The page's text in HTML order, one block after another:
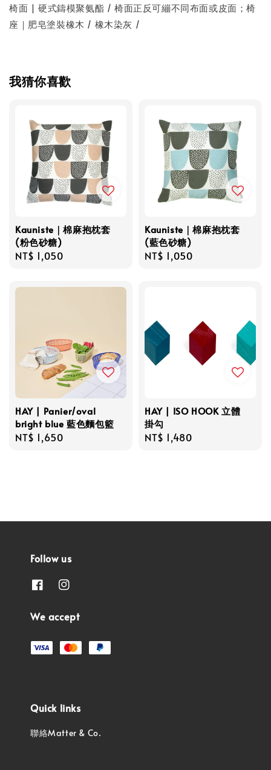
椅面 | 硬式鑄模聚氨酯 / 椅面正反可繃不同布面或皮面；椅
座｜肥皂塗裝橡木 / 橡木染灰 /
我猜你喜歡
Kauniste｜棉麻抱枕套
(粉色砂糖)
Regular
NT$ 1,050
Kauniste｜棉麻抱枕套
(藍色砂糖)
Regular
NT$ 1,050
HAY | Panier/oval
bright blue 藍色麵包籃
Regular
NT$ 1,650
HAY | ISO HOOK 立體
掛勾
Regular
NT$ 1,480
Follow us
We accept
Quick links
聯絡Matter & Co.